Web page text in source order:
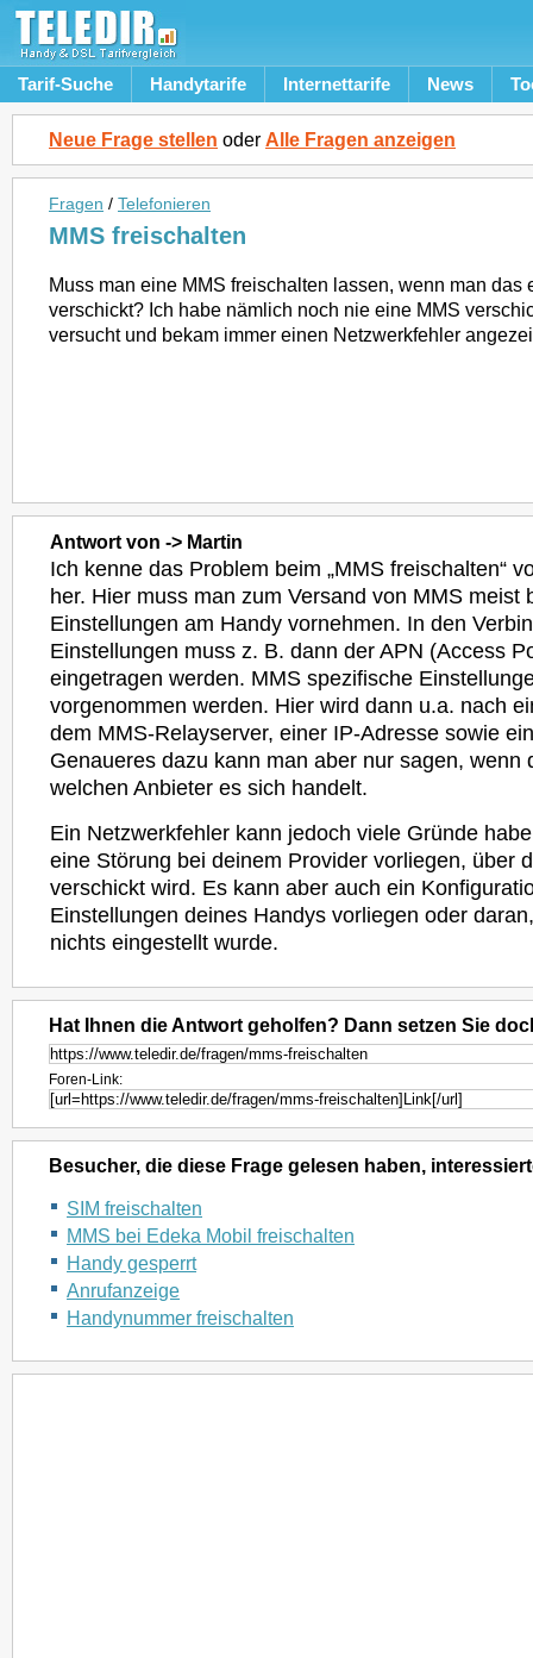
Tarif-Suche Handytarife Internettarife News
Neue Frage stellen oder Alle Fragen anzeigen
Fragen / Telefonieren
MMS freischalten
Muss man eine MMS freischalten lassen, wenn man das
verschickt? Ich habe nämlich noch nie eine MMS
versucht und bekam immer einen Netzwerkfehler
Antwort von -> Martin
Ich kenne das Problem beim „MMS freischalten“
her. Hier muss man zum Versand von MMS meist
Einstellungen am Handy vornehmen. In den
Einstellungen muss z. B. dann der APN (Access
eingetragen werden. MMS spezifische
vorgenommen werden. Hier wird dann u.a. nach
dem MMS-Relayserver, einer IP-Adresse sowie
Genaueres dazu kann man aber nur sagen, wenn
welchen Anbieter es sich handelt.
Ein Netzwerkfehler kann jedoch viele Gründe
eine Störung bei deinem Provider vorliegen, über
verschickt wird. Es kann aber auch ein
Einstellungen deines Handys vorliegen oder
nichts eingestellt wurde.
Hat Ihnen die Antwort geholfen? Dann setzen Sie
Foren-Link:
Besucher, die diese Frage gelesen haben,
SIM freischalten
MMS bei Edeka Mobil freischalten
Handy gesperrt
Anrufanzeige
Handynummer freischalten